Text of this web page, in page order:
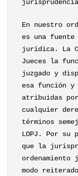
En nuestro
es una fuente
jurídica. La
Jueces la
juzgado y
esa función y
atribuidas
cualquier
términos
LOPJ. Por
que la
modo